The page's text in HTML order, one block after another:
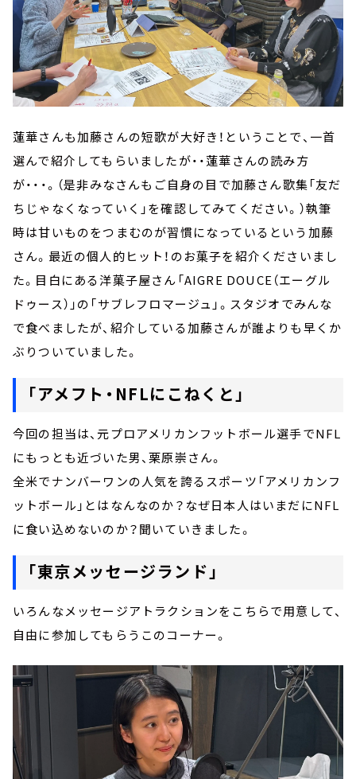
蓮華さんも加藤さんの短歌が大好き！ということで、一首
選んで紹介してもらいましたが・・蓮華さんの読み方
が・・・。（是非みなさんもご自身の目で加藤さん歌集「友だ
ちじゃなくなっていく」を確認してみてください。）執筆
時は甘いものをつまむのが習慣になっているという加藤
さん。最近の個人的ヒット！のお菓子を紹介くださいまし
た。目白にある洋菓子屋さん「AIGRE DOUCE（エーグル
ドゥース）」の「サブレフロマージュ」。スタジオでみんな
で食べましたが、紹介している加藤さんが誰よりも早くか
ぶりついていました。
「アメフト・NFLにこねくと」
今回の担当は、元プロアメリカンフットボール選手でNFL
にもっとも近づいた男、栗原崇さん。
全米でナンバーワンの人気を誇るスポーツ「アメリカンフ
ットボール」とはなんなのか？なぜ日本人はいまだにNFL
に食い込めないのか？聞いていきました。
「東京メッセージランド」
いろんなメッセージアトラクションをこちらで用意して、
自由に参加してもらうこのコーナー。